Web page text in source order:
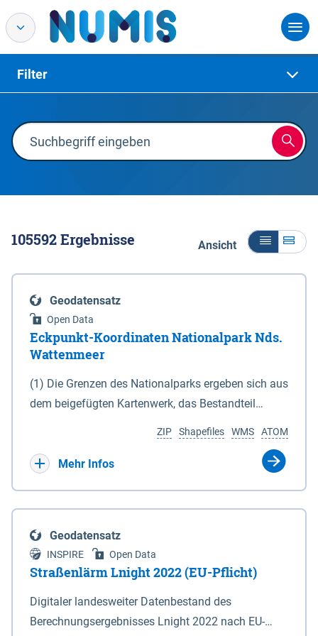
Filter
105592Ergebnisse Ansicht
Geodatensatz
Open Data
Eckpunkt-Koordinaten Nationalpark Nds.
Wattenmeer
(1) Die Grenzen des Nationalparks ergeben sich aus
dem beigefügten Kartenwerk, das Bestandteil
(DTK) im Maßstab 1 : 100 000 (Anlage 2), 2.
verkleinerte Amtliche Karte 1 : 5 000 (AK5) im
projizierte Koordinaten im Europäischen
Terrestrischen Referenzsystem 1989 (ETRS 89) mit
der Universalen Transversalen Mercator-Abbildung
bezogen auf die Zone 32 N (UTM 32N) dargestellt
(Anlage 4); Gleiches gilt für die geografischen
ATOM
WMS
Shapefiles
ZIP
Mehr Infos
Geodatensatz
INSPIRE Open Data
Straßenlärm Lnight 2022 (EU-Pflicht)
Digitaler landesweiter Datenbestand des
Berechnungsergebnisses Lnight 2022 nach EU-